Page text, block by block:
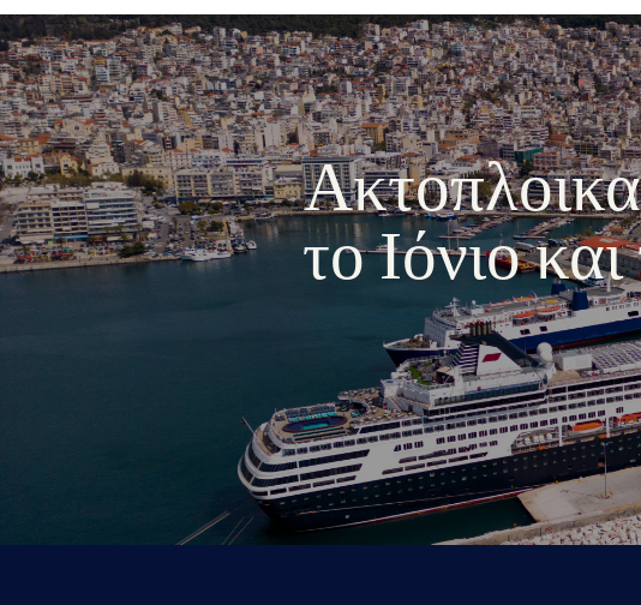
Ακτοπλοικα
το Ιόνιο